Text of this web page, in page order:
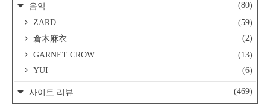
음악
(80)
ZARD
(59)
倉木麻衣
(2)
GARNET CROW
(13)
YUI
(6)
사이트 리뷰 (469)